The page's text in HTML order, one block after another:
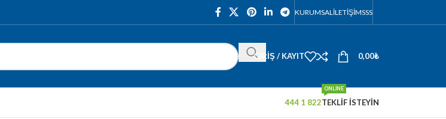
KURUMSAL İLETIŞIMSSS
GIRIŞ / KAYIT 0,00₺
444 1 822TEKLİF İSTEYİN
ONLINE